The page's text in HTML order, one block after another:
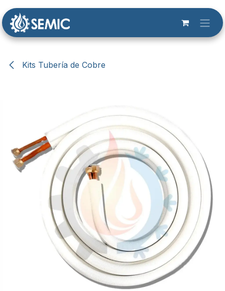
Ir al contenido
Kits Tubería de Cobre